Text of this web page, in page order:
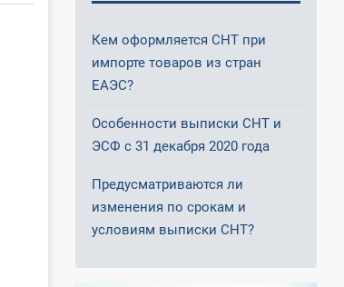
Кем оформляется СНТ при
импорте товаров из стран
ЕАЭС?
Особенности выписки СНТ и
ЭСФ с 31 декабря 2020 года
Предусматриваются ли
изменения по срокам и
условиям выписки СНТ?